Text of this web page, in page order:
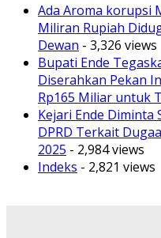
Ada Aroma korupsi
Miliran Rupiah
Dewan - 3,326 views
Bupati Ende
Diserahkan Pekan
Rp165 Miliar untuk
Kejari Ende Diminta
DPRD Terkait
2025 - 2,984 views
Indeks - 2,821 views